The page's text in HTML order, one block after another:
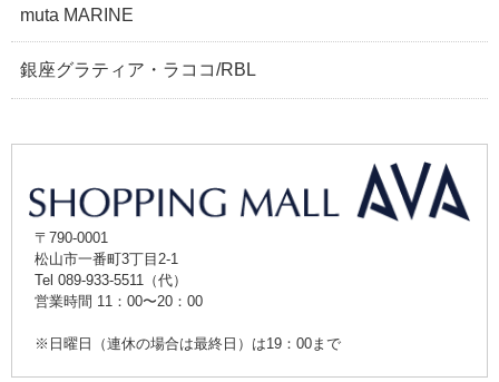
muta MARINE
銀座グラティア・ラココ/RBL
〒790-0001
松山市一番町3丁目2-1
Tel 089-933-5511（代）
営業時間 11：00〜20：00
※日曜日（連休の場合は最終日）は19：00まで